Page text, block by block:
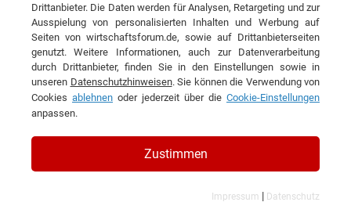
KONTAKT
Nelly Solutions GmbH
Veröffentlichungen auf wirtschaftsforum
Drittanbieter. Die Daten werden für Analysen, Retargeting und zur
Ausspielung von personalisierten Inhalten und Werbung auf
Seiten von wirtschaftsforum.de, sowie auf Drittanbieterseiten
genutzt. Weitere Informationen, auch zur Datenverarbeitung
durch Drittanbieter, finden Sie in den Einstellungen sowie in
unseren Datenschutzhinweisen. Sie können die Verwendung von
Cookies ablehnen oder jederzeit über die Cookie-Einstellungen
anpassen.
Zustimmen
Impressum | Datenschutz